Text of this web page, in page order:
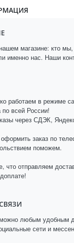
магазине: кто
именно нас. Наши
работаем в режиме
по всей России!
через СДЭК,
заказ по
поможем.
что отправляем
любым удобным
сети и